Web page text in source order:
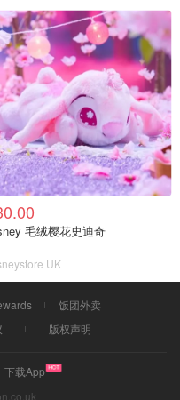
毛绒樱花史迪奇
UK
饭团外卖
版权声明
下载App